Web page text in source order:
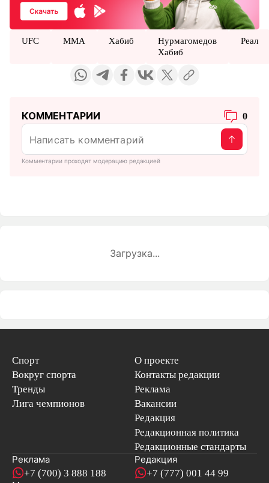
UFC MMA Хабиб
Нурмагомедов
Хабиб
Реал
КОММЕНТАРИИ 0
Комментарии проходят модерацию редакцией
Загрузка...
Спорт
Вокруг спорта
Тренды
Лига чемпионов
О проекте
Контакты редакции
Реклама
Вакансии
Редакция
Редакционная политика
Редакционные стандарты
Реклама
+7 (700) 3 888 188
Редакция
+7 (777) 001 44 99